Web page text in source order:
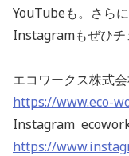
YouTubeも。さら
Instagramもぜひチ
エコワークス株式
https://www.eco-
Instagram
https://